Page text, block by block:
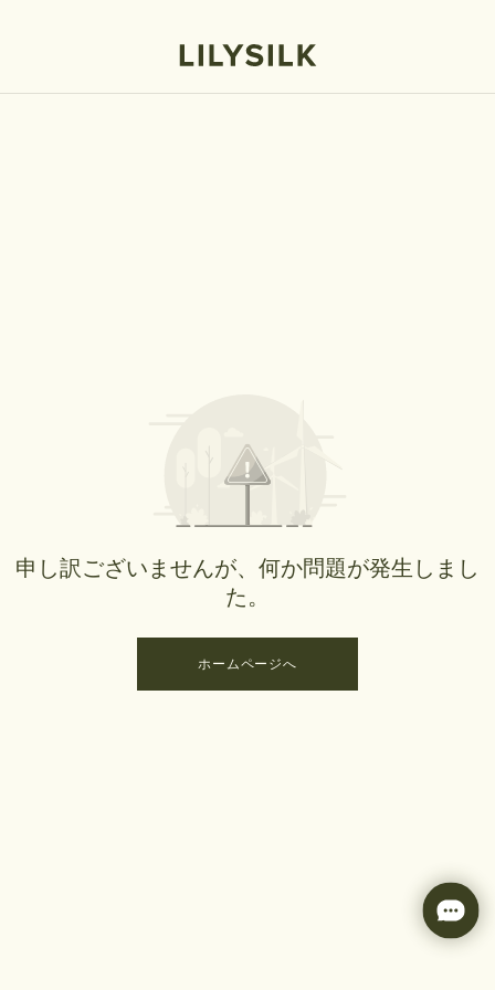
申し訳ございませんが、何か問題が発生しまし
た。
ホームページへ